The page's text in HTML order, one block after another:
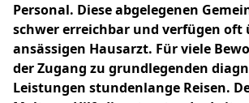
Personal. Diese abgelegenen
schwer erreichbar und verfügen oft
ansässigen Hausarzt. Für viele
der Zugang zu grundlegenden
Leistungen stundenlange Reisen.